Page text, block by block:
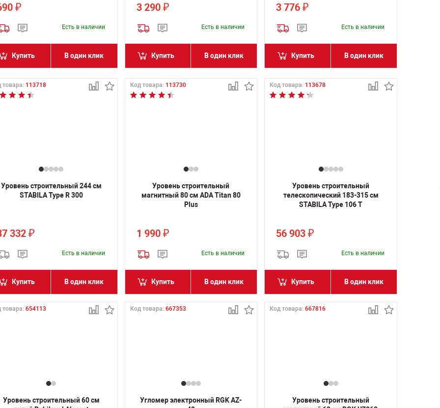
₽
Есть в наличии
Купить В один клик
3 290 ₽
Есть в наличии
Купить В один клик
3 776₽
Есть в наличии
Купить В один клик
товара: 113718
Уровень строительный 244 см
STABILA Type R 300
332 ₽
Есть в наличии
Купить В один клик
Код товара: 113730
Уровень строительный
магнитный 80 см ADA Titan 80
Plus
1 990 ₽
Есть в наличии
Купить В один клик
Код товара: 113678
Уровень строительный
телескопический 183-315 см
STABILA Type 106 T
56 903₽
Есть в наличии
Купить В один клик
товара: 654113
Уровень строительный 60 см
Код товара: 667353
Угломер электронный RGK AZ-
Код товара:667816
Уровень строительный